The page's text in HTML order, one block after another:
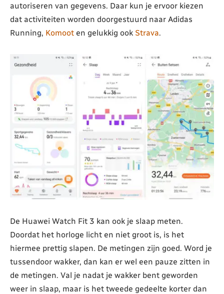
autoriseren van gegevens. Daar kun je ervoor kiezen
dat activiteiten worden doorgestuurd naar Adidas
Running, Komoot en gelukkig ook Strava.
De Huawei Watch Fit 3 kan ook je slaap meten.
Doordat het horloge licht en niet groot is, is het
hiermee prettig slapen. De metingen zijn goed. Word je
tussendoor wakker, dan kan er wel een pauze zitten in
de metingen. Val je nadat je wakker bent geworden
weer in slaap, maar is het tweede gedeelte korter dan